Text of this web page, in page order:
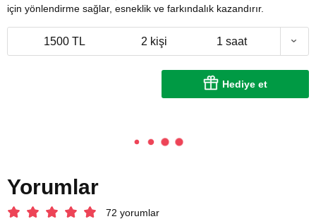
için yönlendirme sağlar, esneklik ve farkındalık kazandırır.
1500 TL 2 kişi 1 saat
Hediye et
Yorumlar
72 yorumlar